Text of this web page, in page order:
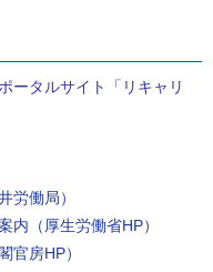
ータルサイト「リキャリ
労働局）
内（厚生労働省HP）
官房HP）